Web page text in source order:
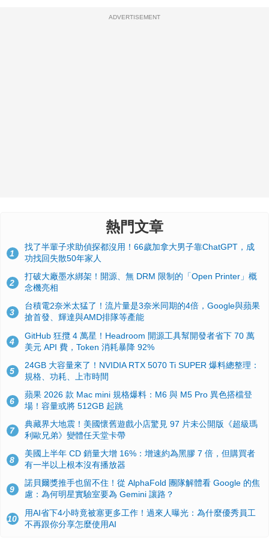
ADVERTISEMENT
熱門文章
1
找了半輩子求助偵探都沒用！66歲加拿大男子靠ChatGPT，成
功找回失散50年家人
2
打破大廠墨水綁架！開源、無 DRM 限制的「Open Printer」概
念機亮相
3
台積電2奈米太猛了！流片量是3奈米同期的4倍，Google與蘋果
搶首發、輝達與AMD排隊等產能
4
GitHub 狂攬 4 萬星！Headroom 開源工具幫開發者省下 70 萬
美元 API 費，Token 消耗暴降 92%
5
24GB 大容量來了！NVIDIA RTX 5070 Ti SUPER 爆料總整理：
規格、功耗、上市時間
6
蘋果 2026 款 Mac mini 規格爆料：M6 與 M5 Pro 異色搭檔登
場！容量或將 512GB 起跳
7
典藏界大地震！美國懷舊遊戲小店驚見 97 片未公開版《超級瑪
利歐兄弟》變體任天堂卡帶
8
美國上半年 CD 銷量大增 16%：增速約為黑膠 7 倍，但購買者
有一半以上根本沒有播放器
9
諾貝爾獎推手也留不住！從 AlphaFold 團隊解體看 Google 的焦
慮：為何明星實驗室要為 Gemini 讓路？
10
用AI省下4小時竟被塞更多工作！過來人曝光：為什麼優秀員工
不再跟你分享怎麼使用AI